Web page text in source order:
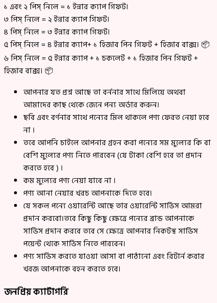
১ এবং ২ পিস্ নিলে = ১ ইন্নার ক্যাপ গিফট।
৩ পিস্ নিলে = ২ ইন্নার ক্যাপ গিফট।
৪ পিস্ নিলে = ৩ ইন্নার ক্যাপ গিফট।
৫ পিস্ নিলে = ৪ ইন্নার ক্যাপ+ ১ হিজাব পিন গিফট + হিজাব বাক্স। 📦
৬ পিস্ নিলে = ৫ ইন্নার ক্যাপ + ১ চকলেট + ১ হিজাব পিন গিফট +
হিজাব বাক্স। 📦
আপনার যত প্রশ্ন আছে তা বর্ননার সাথে মিলিয়ে অথবা
আমাদের কাছ থেকে জেনে পন্য অর্ডার করুন।
ছবি এবং বর্ণনার সাথে পন্যের মিল থাকলে পণ্য ফেরত নেয়া হবে
না ।
তবে আপনি চাইলে আপনার গ্রহন করা পন্যের সম মুল্যের কি বা
বেশি মুল্যের পণ্য নিতে পারবেন (যে টাকা বেশি হবে তা প্রদান
করতে হবে ) ।
কম মুল্যের পণ্য নেয়া যাবে না ।
পণ্য আনা নেয়ার খরচ আপনাকে দিতে হবে।
যে সকল পন্যে ওয়ারেন্টি আছে তার ওয়ারেন্টি সার্ভিস আমরা
প্রদান করবো।তবে কিছু কিছু ক্ষেত্রে পন্যের ব্রান্ড আপনাকে
সার্ভিস প্রদান করবে তবে সে ক্ষেত্রে আপনার নিকটস্থ সার্ভিস
পয়েন্ট থেকে সার্ভিস নিতে পারবেন।
পণ্য সার্ভিস করতে যাওয়া আসা বা পাঠানো এবং রিটার্ন করার
খরজ আপনাকে বহন করতে হবে।
জনপ্রিয় ক্যাটাগরি